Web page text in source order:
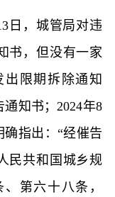
，城管局对违
书，但没有一家
出限期拆除通知
知书；2024年8
指出：“经催告
民共和国城乡规
第六十八条，